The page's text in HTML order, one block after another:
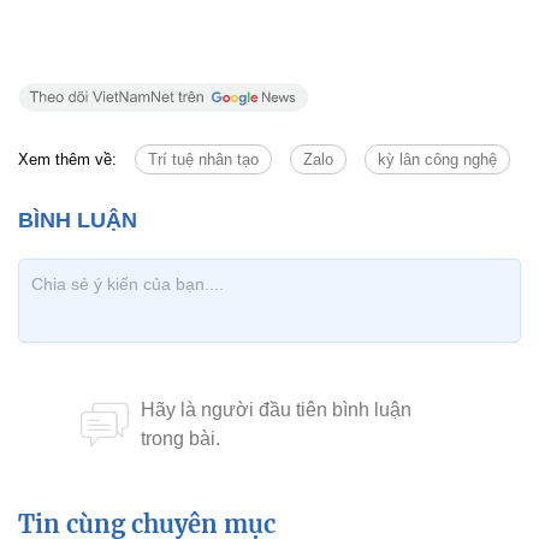
việc leo núi. [Lúc đầu] thường mệt và không vui.
cùng nhìn lại, chúng tôi đều cảm thấy rất hạnh
Theo ictnews.vietnamnet.vn